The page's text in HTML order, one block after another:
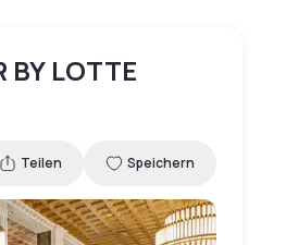
BY LOTTE
Teilen Speichern